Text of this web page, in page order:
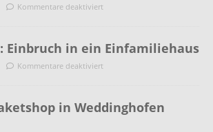
Kommentare deaktiviert
Einbruch in ein Einfamiliehaus
Kommentare deaktiviert
in Weddinghofen